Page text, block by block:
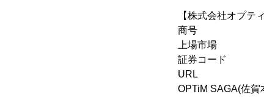
【株式会社オプテ
商号 ： 株
上場市場 ：
証券コード
URL
OPTiM SAGA(佐